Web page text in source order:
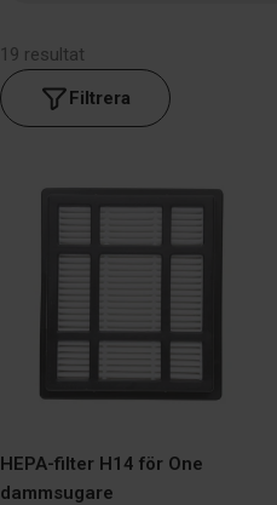
vår
sida
19 resultat
Filtrera
HEPA-filter H14 för One
dammsugare